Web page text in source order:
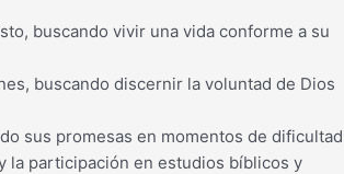
buscando vivir una vida conforme a su
buscando discernir la voluntad de Dios
sus promesas en momentos de
la participación en estudios bíblicos y